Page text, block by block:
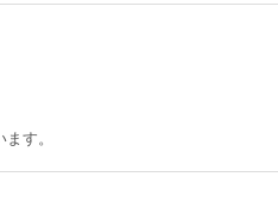
す。